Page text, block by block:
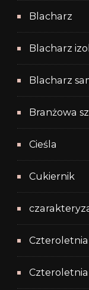
Blacharz
Blacharz
Blacharz
Branżowa
Cieśla
Cukiernik
Czteroletnia
Czteroletnia